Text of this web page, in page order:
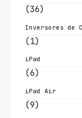
(36)
Inversores de
(1)
iPad
(6)
iPad Air
(9)